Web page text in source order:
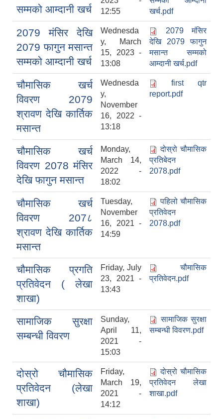
सम्मको आम्दानी खर्च
12:55
खर्च.pdf
2079 मंसिर देखि
2079 फागुन मसान्त
सम्मको आम्दानी खर्च
Wednesda
y, March
15, 2023 -
13:08
2079 मंसिर
देखि 2079 फागुन
मसान्त सम्मको
आम्दानी खर्च.pdf
चौमासिक खर्च
विवरण 2079
श्रावण देखि कार्तिक
मसान्त
Wednesda
y,
November
16, 2022 -
13:18
first qtr
report.pdf
चौमासिक खर्च
विवरण 2078 मंसिर
देखि फागुन मसान्त
Monday,
March 14,
2022 -
18:02
दोस्रो चौमासिक
प्रतिबेदन
2078.pdf
चौमासिक खर्च
विवरण 207८
श्रावण देखि कार्तिक
मसान्त
Tuesday,
November
16, 2021 -
14:59
पहिलो चौमासिक
प्रतिवेदन
2078.pdf
चौमासिक प्रगति
प्रतिवेदन ( लेखा
शाखा)
Friday, July
23, 2021 -
13:43
चौमासिक
प्रतिवेदन.pdf
सामाजिक सुरक्षा
सम्बन्धी विवरण
Sunday,
April 11,
2021 -
15:03
सामाजिक सुरक्षा
सम्बन्धी विवरण.pdf
दोस्रो चौमासिक
प्रतिवेदन (लेखा
शाखा)
Friday,
March 19,
2021 -
14:12
दोस्रो चौमासिक
प्रतिवेदन लेखा
शाखा.pdf